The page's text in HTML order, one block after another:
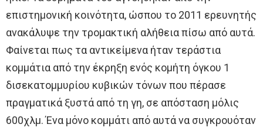
επιστημονική κοινότητα, ώσπου το 2011 ερευνητής
ανακάλυψε την τρομακτική αλήθεια πίσω από αυτά.
Φαίνεται πως τα αντικείμενα ήταν τεράστια
κομμάτια από την έκρηξη ενός κομήτη όγκου 1
δισεκατομμυρίου κυβικών τόνων που πέρασε
πραγματικά ξυστά από τη γη, σε απόσταση μόλις
600χλμ. Ένα μόνο κομμάτι από αυτά να συγκρουόταν